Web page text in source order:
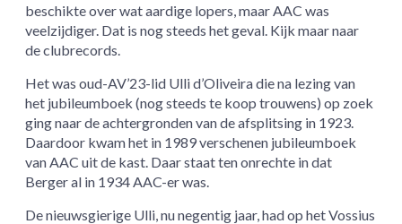
beschikte over wat aardige lopers, maar AAC was
veelzijdiger. Dat is nog steeds het geval. Kijk maar naar
de clubrecords.
Het was oud-AV’23-lid Ulli d’Oliveira die na lezing van
het jubileumboek (nog steeds te koop trouwens) op zoek
ging naar de achtergronden van de afsplitsing in 1923.
Daardoor kwam het in 1989 verschenen jubileumboek
van AAC uit de kast. Daar staat ten onrechte in dat
Berger al in 1934 AAC-er was.
De nieuwsgierige Ulli, nu negentig jaar, had op het Vossius